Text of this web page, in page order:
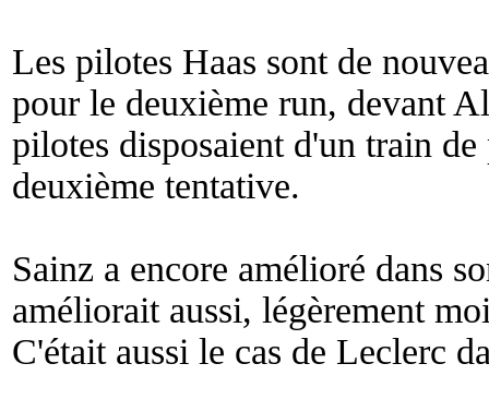
Les pilotes Haas sont de
pour le deuxième run, devant
pilotes disposaient d'un train
deuxième tentative.
Sainz a encore amélioré dans
améliorait aussi, légèrement
C'était aussi le cas de Leclerc